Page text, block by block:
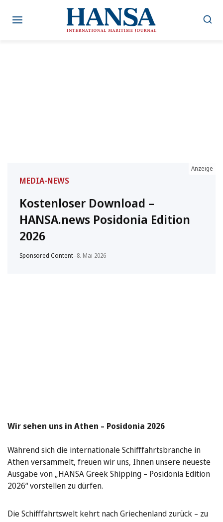
Inhalt
Anzeige
MEDIA-NEWS
Kostenloser Download –
HANSA.news Posidonia Edition
2026
Sponsored Content–8. Mai 2026
Wir sehen uns in Athen – Posidonia 2026
Während sich die internationale Schifffahrtsbranche in
Athen versammelt, freuen wir uns, Ihnen unsere neueste
Ausgabe von „HANSA Greek Shipping – Posidonia Edition
2026“ vorstellen zu dürfen.
Die Schifffahrtswelt kehrt nach Griechenland zurück – zu